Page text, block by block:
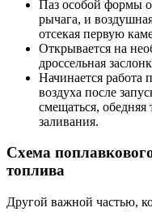
Паз особой формы
рычага, и
отсекая первую
Открывается на
дроссельная
Начинается работа
воздуха после
смещаться,
заливания.
Схема
топлива
Другой важной частью,